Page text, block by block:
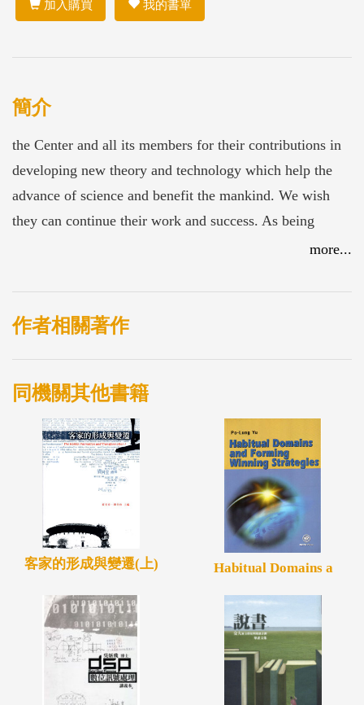
加入購買 我的書單
簡介
the Center and all its members for their contributions in
developing new theory and technology which help the
advance of science and benefit the mankind. We wish
they can continue their work and success. As being
more...
作者相關著作
同機關其他書籍
客家的形成與變遷(上) Habitual Domains a